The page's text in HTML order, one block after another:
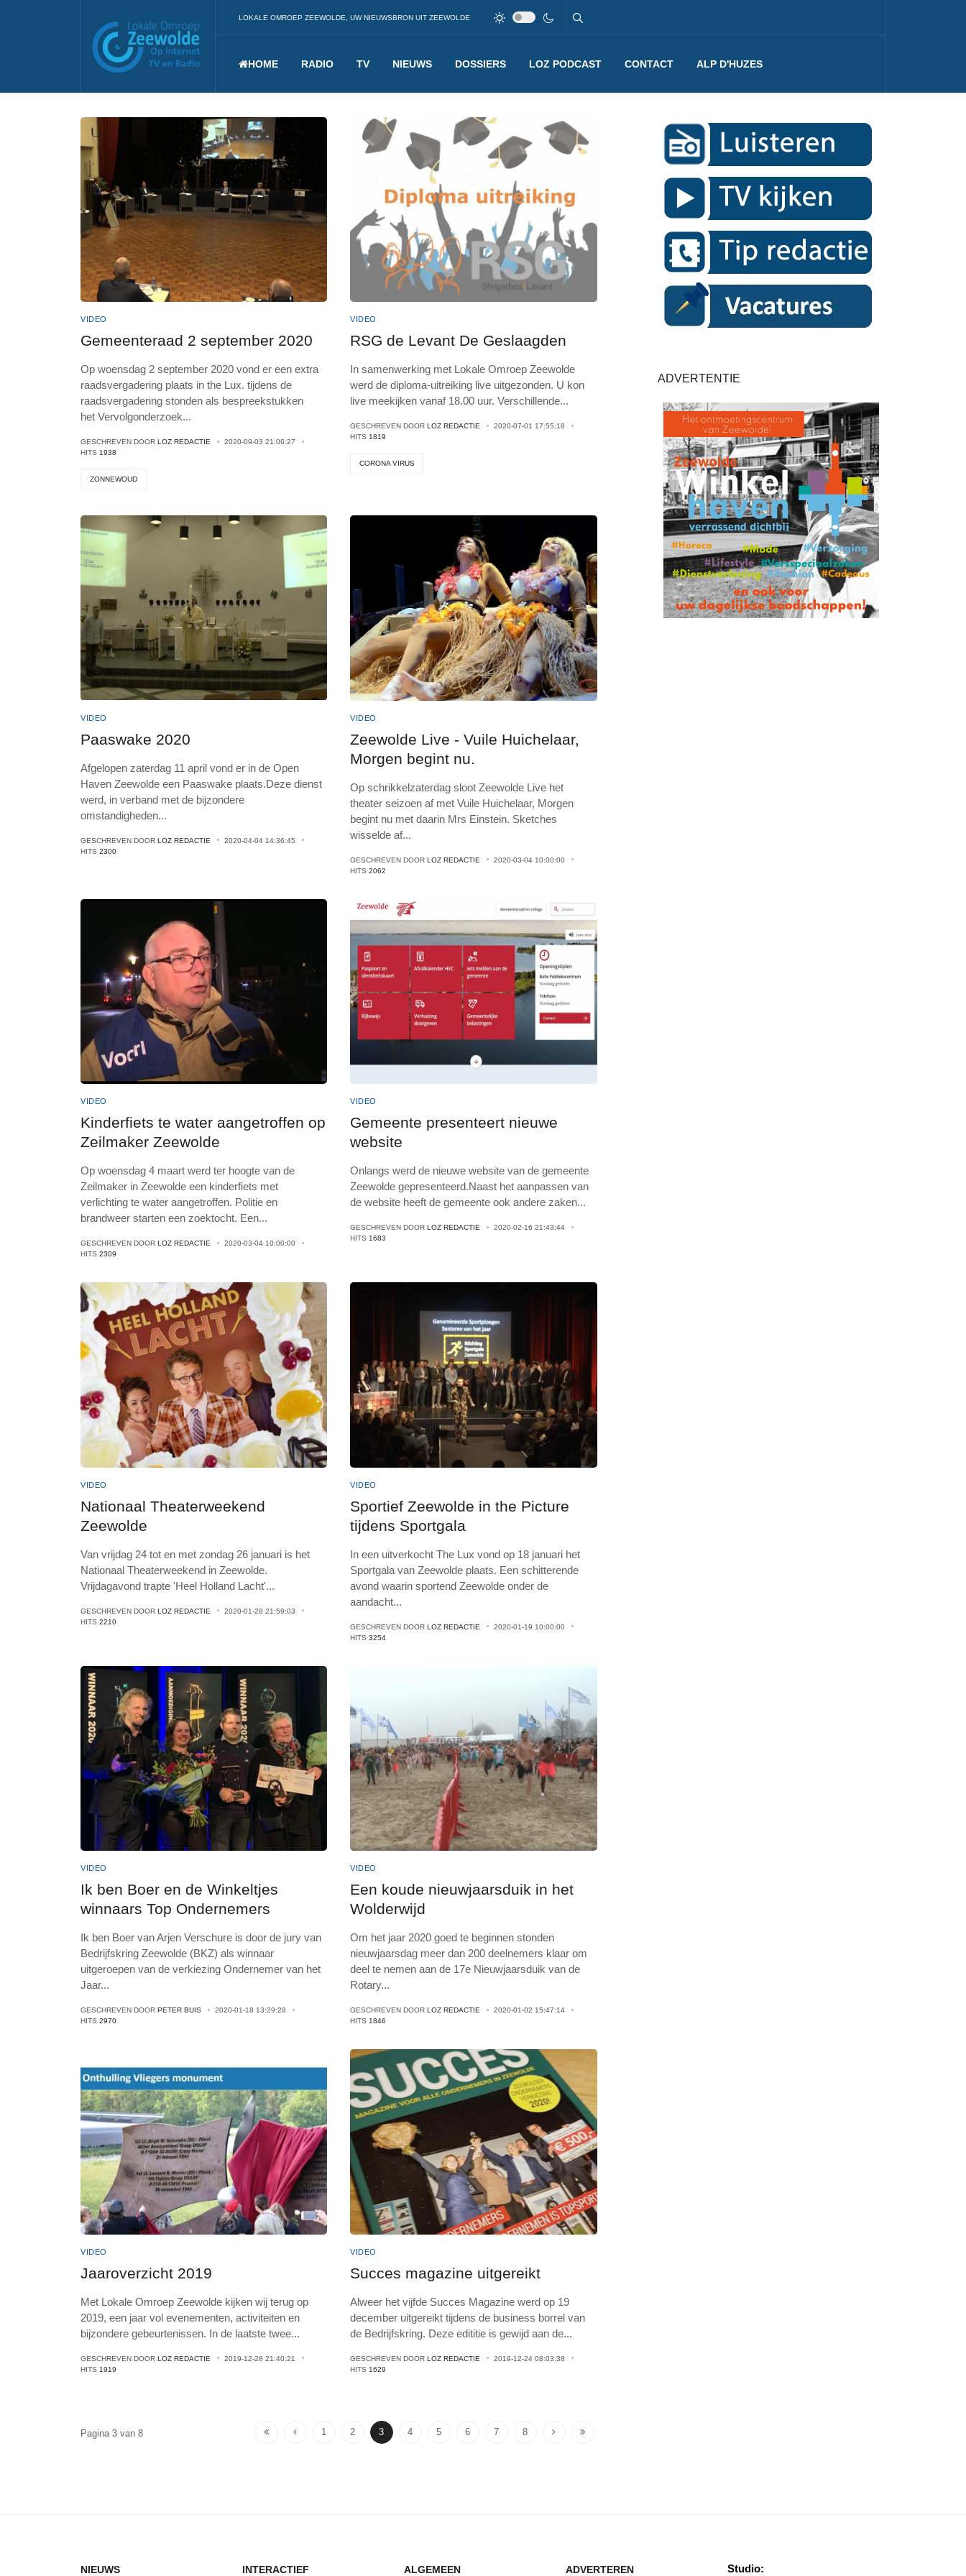
LOKALE OMROEP ZEEWOLDE, UW NIEUWSBRON UIT ZEEWOLDE
HOME RADIO TV NIEUWS DOSSIERS LOZ PODCAST CONTACT ALP D'HUZES
VIDEO
Gemeenteraad 2 september 2020
Op woensdag 2 september 2020 vond er een extra
raadsvergadering plaats in the Lux. tijdens de
raadsvergadering stonden als bespreekstukken
het Vervolgonderzoek...
GESCHREVEN DOOR LOZ REDACTIE
2020-09-03 21:06:27
HITS 1938
ZONNEWOUD
VIDEO
RSG de Levant De Geslaagden
In samenwerking met Lokale Omroep Zeewolde
werd de diploma-uitreiking live uitgezonden. U kon
live meekijken vanaf 18.00 uur. Verschillende...
GESCHREVEN DOOR LOZ REDACTIE
2020-07-01 17:55:18
HITS1819
CORONA VIRUS
VIDEO
Paaswake 2020
Afgelopen zaterdag 11 april vond er in de Open
Haven Zeewolde een Paaswake plaats.Deze dienst
werd, in verband met de bijzondere
omstandigheden...
GESCHREVEN DOOR LOZ REDACTIE
2020-04-04 14:36:45
HITS 2300
VIDEO
Zeewolde Live - Vuile Huichelaar,
Morgen begint nu.
Op schrikkelzaterdag sloot Zeewolde Live het
theater seizoen af met Vuile Huichelaar, Morgen
begint nu met daarin Mrs Einstein. Sketches
wisselde af...
GESCHREVEN DOORLOZ REDACTIE
2020-03-04 10:00:00
HITS2062
VIDEO
Kinderfiets te water aangetroffen op
Zeilmaker Zeewolde
Op woensdag 4 maart werd ter hoogte van de
Zeilmaker in Zeewolde een kinderfiets met
verlichting te water aangetroffen. Politie en
brandweer starten een zoektocht. Een...
GESCHREVEN DOOR LOZ REDACTIE
2020-03-04 10:00:00
HITS 2309
VIDEO
Gemeente presenteert nieuwe
website
Onlangs werd de nieuwe website van de gemeente
Zeewolde gepresenteerd.Naast het aanpassen van
de website heeft de gemeente ook andere zaken...
GESCHREVEN DOOR LOZ REDACTIE
2020-02-16 21:43:44
HITS1683
VIDEO
Nationaal Theaterweekend
Zeewolde
Van vrijdag 24 tot en met zondag 26 januari is het
Nationaal Theaterweekend in Zeewolde.
Vrijdagavond trapte 'Heel Holland Lacht'...
GESCHREVEN DOOR LOZ REDACTIE
2020-01-28 21:59:03
HITS 2210
VIDEO
Sportief Zeewolde in the Picture
tijdens Sportgala
In een uitverkocht The Lux vond op 18 januari het
Sportgala van Zeewolde plaats. Een schitterende
avond waarin sportend Zeewolde onder de
aandacht...
GESCHREVEN DOORLOZ REDACTIE
2020-01-19 10:00:00
HITS3254
VIDEO
Ik ben Boer en de Winkeltjes
winnaars Top Ondernemers
Ik ben Boer van Arjen Verschure is door de jury van
Bedrijfskring Zeewolde (BKZ) als winnaar
uitgeroepen van de verkiezing Ondernemer van het
Jaar...
GESCHREVEN DOOR PETER BUIS
2020-01-18 13:29:28
HITS 2970
VIDEO
Een koude nieuwjaarsduik in het
Wolderwijd
Om het jaar 2020 goed te beginnen stonden
nieuwjaarsdag meer dan 200 deelnemers klaar om
deel te nemen aan de 17e Nieuwjaarsduik van de
Rotary...
GESCHREVEN DOOR LOZ REDACTIE
2020-01-02 15:47:14
HITS1846
VIDEO
Jaaroverzicht 2019
Met Lokale Omroep Zeewolde kijken wij terug op
2019, een jaar vol evenementen, activiteiten en
bijzondere gebeurtenissen. In de laatste twee...
GESCHREVEN DOOR LOZ REDACTIE
2019-12-28 21:40:21
HITS 1919
VIDEO
Succes magazine uitgereikt
Alweer het vijfde Succes Magazine werd op 19
december uitgereikt tijdens de business borrel van
de Bedrijfskring. Deze edititie is gewijd aan de...
GESCHREVEN DOORLOZ REDACTIE
2019-12-24 08:03:38
HITS 1629
1 2 3 4 5 6 7 8
Pagina 3 van 8
ADVERTENTIE
NIEUWS INTERACTIEF ALGEMEEN ADVERTEREN Studio: